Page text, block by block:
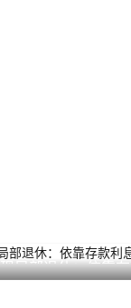
局部退休：依靠